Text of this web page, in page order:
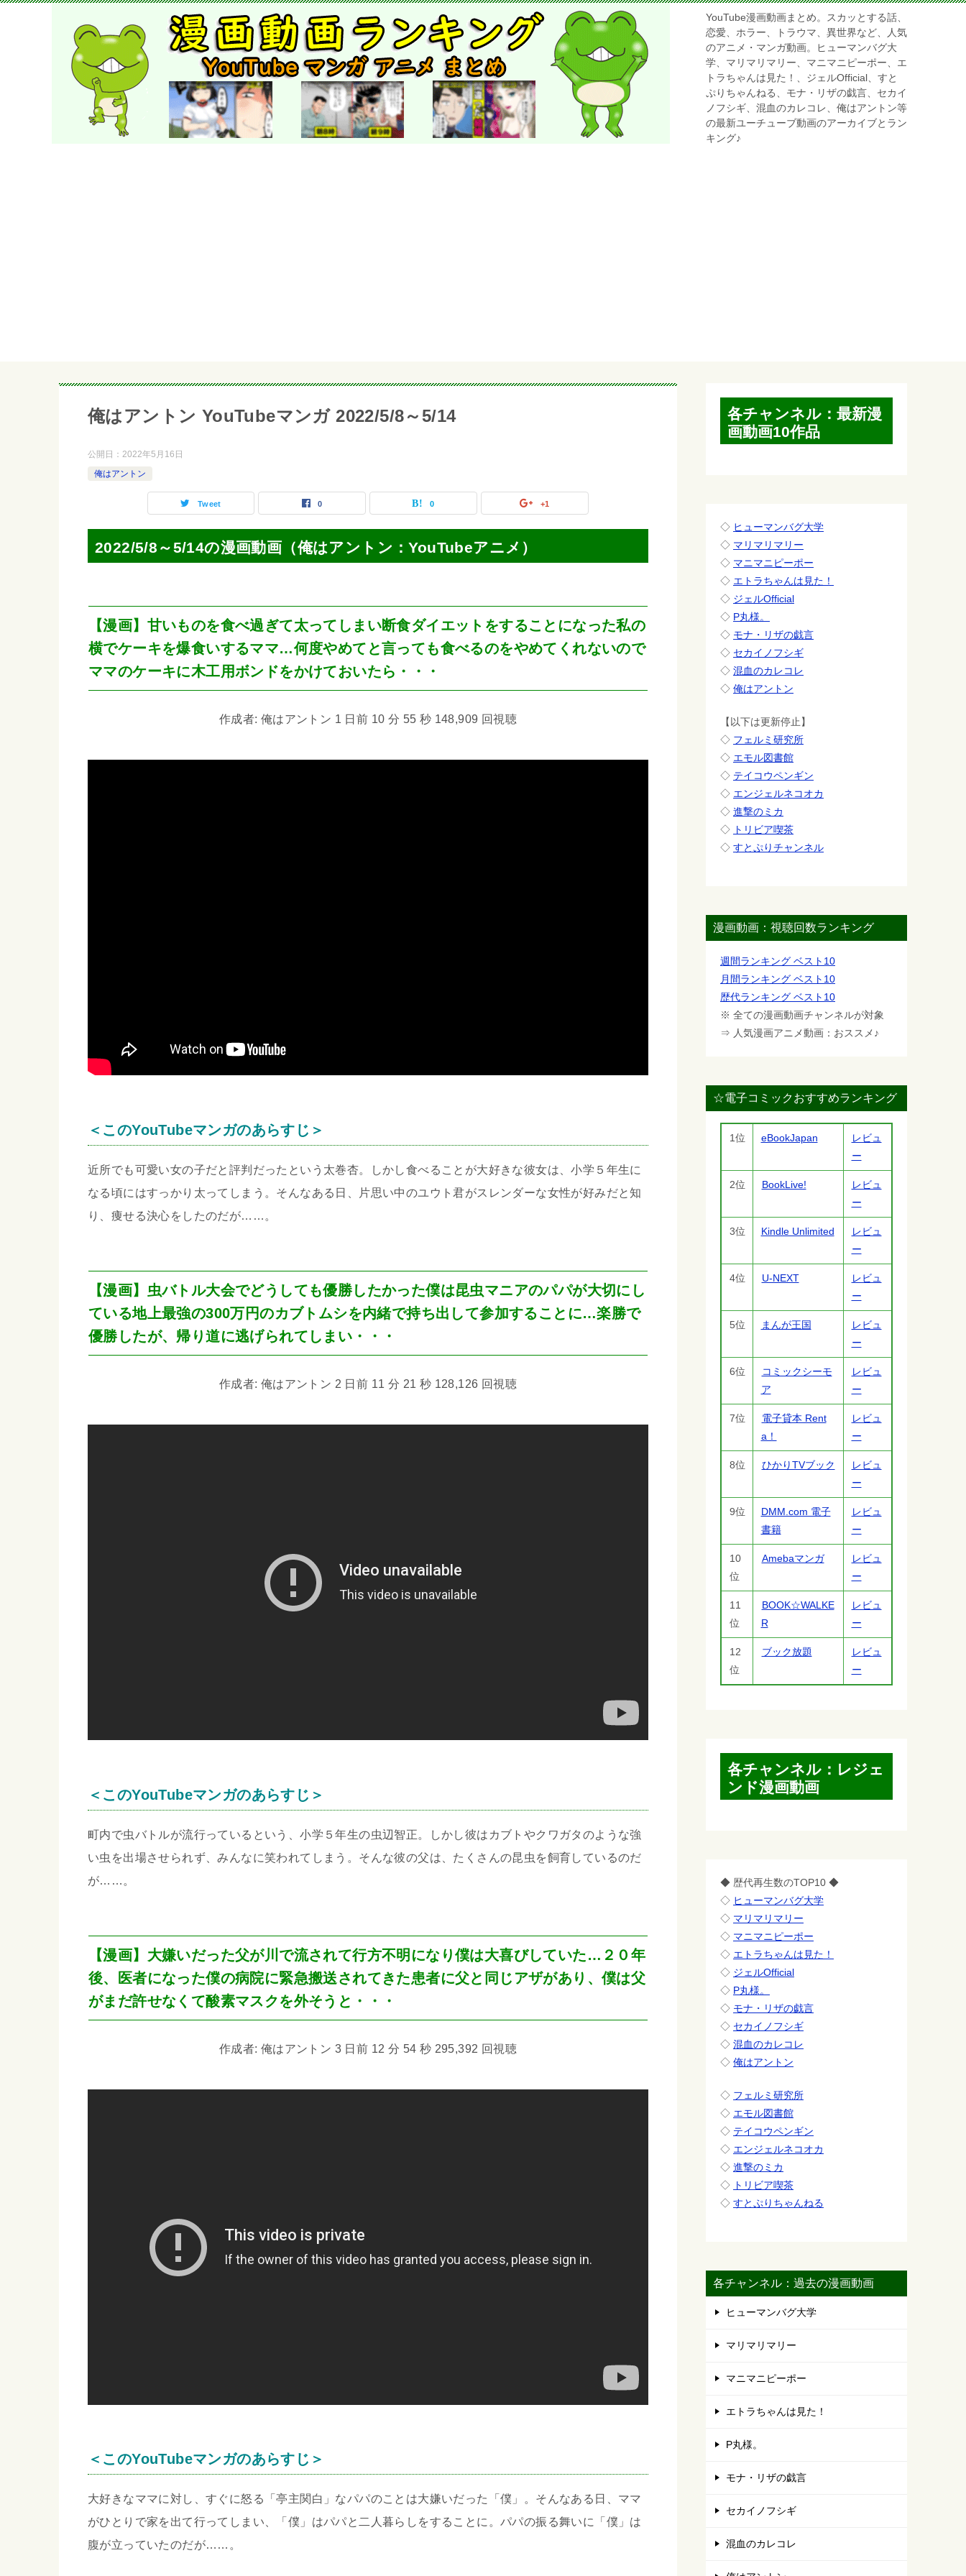
YouTube漫画動画まとめ。スカッとする話、
恋愛、ホラー、トラウマ、異世界など、人気
のアニメ・マンガ動画。ヒューマンバグ大
学、マリマリマリー、マニマニピーポー、エ
トラちゃんは見た！、ジェルOfficial、すと
ぷりちゃんねる、モナ・リザの戯言、セカイ
ノフシギ、混血のカレコレ、俺はアントン等
の最新ユーチューブ動画のアーカイブとラン
キング♪
俺はアントン YouTubeマンガ 2022/5/8～5/14
公開日： 2022年5月16日
俺はアントン
Tweet 0 0 +1
2022/5/8～5/14の漫画動画（俺はアントン：YouTubeアニメ）
【漫画】甘いものを食べ過ぎて太ってしまい断食ダイエットをすることになった私の
横でケーキを爆食いするママ…何度やめてと言っても食べるのをやめてくれないので
ママのケーキに木工用ボンドをかけておいたら・・・
作成者: 俺はアントン 1 日前 10 分 55 秒 148,909 回視聴
＜このYouTubeマンガのあらすじ＞
近所でも可愛い女の子だと評判だったという太巻杏。しかし食べることが大好きな彼女は、小学５年生に
なる頃にはすっかり太ってしまう。そんなある日、片思い中のユウト君がスレンダーな女性が好みだと知
り、痩せる決心をしたのだが……。
【漫画】虫バトル大会でどうしても優勝したかった僕は昆虫マニアのパパが大切にし
ている地上最強の300万円のカブトムシを内緒で持ち出して参加することに…楽勝で
優勝したが、帰り道に逃げられてしまい・・・
作成者: 俺はアントン 2 日前 11 分 21 秒 128,126 回視聴
＜このYouTubeマンガのあらすじ＞
町内で虫バトルが流行っているという、小学５年生の虫辺智正。しかし彼はカブトやクワガタのような強
い虫を出場させられず、みんなに笑われてしまう。そんな彼の父は、たくさんの昆虫を飼育しているのだ
が……。
【漫画】大嫌いだった父が川で流されて行方不明になり僕は大喜びしていた…２０年
後、医者になった僕の病院に緊急搬送されてきた患者に父と同じアザがあり、僕は父
がまだ許せなくて酸素マスクを外そうと・・・
作成者: 俺はアントン 3 日前 12 分 54 秒 295,392 回視聴
＜このYouTubeマンガのあらすじ＞
大好きなママに対し、すぐに怒る「亭主関白」なパパのことは大嫌いだった「僕」。そんなある日、ママ
がひとりで家を出て行ってしまい、「僕」はパパと二人暮らしをすることに。パパの振る舞いに「僕」は
腹が立っていたのだが……。
各チャンネル：最新漫
画動画10作品
◇ ヒューマンバグ大学
◇ マリマリマリー
◇ マニマニピーポー
◇ エトラちゃんは見た！
◇ ジェルOfficial
◇ P丸様。
◇ モナ・リザの戯言
◇ セカイノフシギ
◇ 混血のカレコレ
◇ 俺はアントン
【以下は更新停止】
◇ フェルミ研究所
◇ エモル図書館
◇ テイコウペンギン
◇ エンジェルネコオカ
◇ 進撃のミカ
◇ トリビア喫茶
◇ すとぷりチャンネル
漫画動画：視聴回数ランキング
週間ランキング ベスト10
月間ランキング ベスト10
歴代ランキング ベスト10
※ 全ての漫画動画チャンネルが対象
⇒ 人気漫画アニメ動画：おススメ♪
☆電子コミックおすすめランキング
1位 eBookJapan
レビュ
ー
2位 BookLive!
レビュ
ー
3位 Kindle Unlimited
レビュ
ー
4位 U-NEXT
レビュ
ー
5位 まんが王国
レビュ
ー
6位
コミックシーモ
ア
レビュ
ー
7位
電子貸本 Rent
a！
レビュ
ー
8位 ひかりTVブック
レビュ
ー
9位
DMM.com 電子
書籍
レビュ
ー
10
位
Amebaマンガ
レビュ
ー
11
位
BOOK☆WALKE
R
レビュ
ー
12
位
ブック放題
レビュ
ー
各チャンネル：レジェ
ンド漫画動画
◆ 歴代再生数のTOP10 ◆
◇ ヒューマンバグ大学
◇ マリマリマリー
◇ マニマニピーポー
◇ エトラちゃんは見た！
◇ ジェルOfficial
◇ P丸様。
◇ モナ・リザの戯言
◇ セカイノフシギ
◇ 混血のカレコレ
◇ 俺はアントン
◇ フェルミ研究所
◇ エモル図書館
◇ テイコウペンギン
◇ エンジェルネコオカ
◇ 進撃のミカ
◇ トリビア喫茶
◇ すとぷりちゃんねる
各チャンネル：過去の漫画動画
ヒューマンバグ大学
マリマリマリー
マニマニピーポー
エトラちゃんは見た！
P丸様。
モナ・リザの戯言
セカイノフシギ
混血のカレコレ